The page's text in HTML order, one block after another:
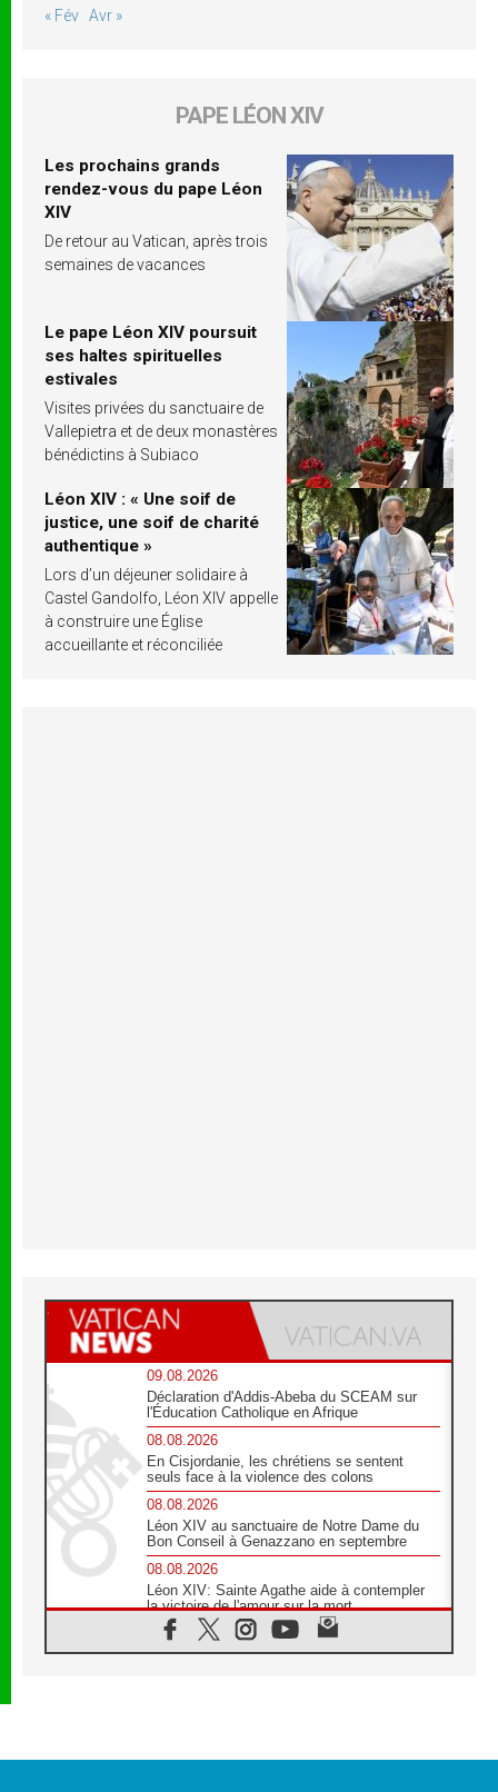
« Fév Avr »
PAPE LÉON XIV
Les prochains grands
rendez-vous du pape Léon
XIV
De retour au Vatican, après trois
semaines de vacances
Le pape Léon XIV poursuit
ses haltes spirituelles
estivales
Visites privées du sanctuaire de
Vallepietra et de deux monastères
bénédictins à Subiaco
Léon XIV : « Une soif de
justice, une soif de charité
authentique »
Lors d’un déjeuner solidaire à
Castel Gandolfo, Léon XIV appelle
à construire une Église
accueillante et réconciliée
09.08.2026
Déclaration d'Addis-Abeba du SCEAM sur
l'Éducation Catholique en Afrique
08.08.2026
En Cisjordanie, les chrétiens se sentent
seuls face à la violence des colons
08.08.2026
Léon XIV au sanctuaire de Notre Dame du
Bon Conseil à Genazzano en septembre
08.08.2026
Léon XIV: Sainte Agathe aide à contempler
la victoire de l'amour sur la mort
08.08.2026
«Relancer l'empathie», le projet Triennal d'art
08.08.2026